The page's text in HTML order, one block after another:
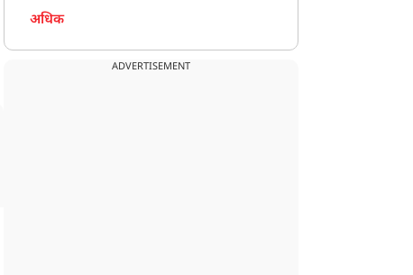
अधिक
ADVERTISEMENT